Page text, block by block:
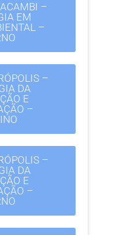
–
EM
–
–
DA
E
–
–
DA
E
–